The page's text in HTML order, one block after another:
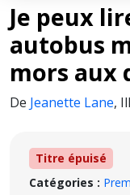
Je peux
autobus
mors aux
De Jeanette Lane,
Titre épuisé
Catégories :